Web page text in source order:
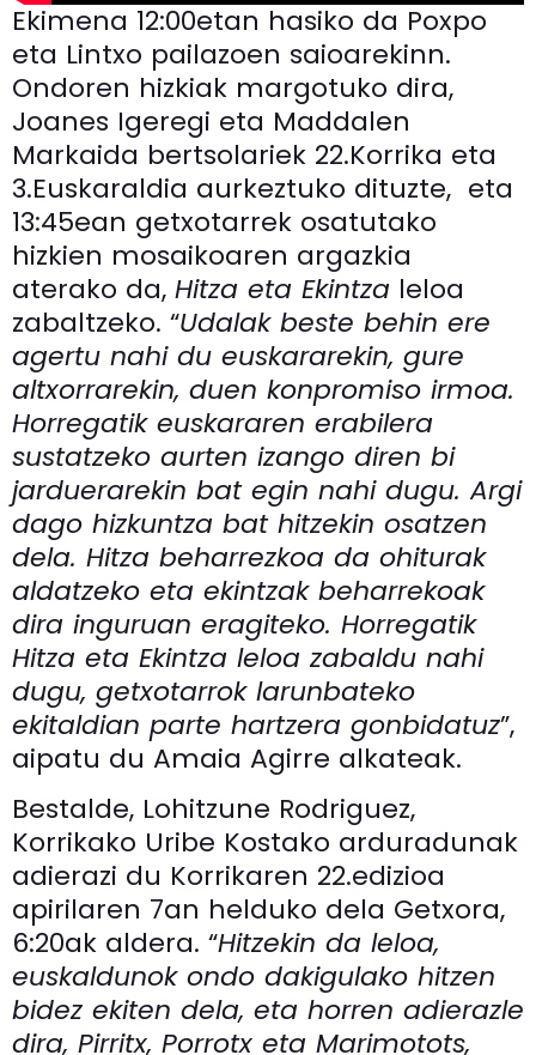
Ekimena 12:00etan hasiko da Poxpo
eta Lintxo pailazoen saioarekinn.
Ondoren hizkiak margotuko dira,
Joanes Igeregi eta Maddalen
Markaida bertsolariek 22.Korrika eta
3.Euskaraldia aurkeztuko dituzte, eta
13:45ean getxotarrek osatutako
hizkien mosaikoaren argazkia
aterako da, Hitza eta Ekintza leloa
zabaltzeko. “Udalak beste behin ere
agertu nahi du euskararekin, gure
altxorrarekin, duen konpromiso irmoa.
Horregatik euskararen erabilera
sustatzeko aurten izango diren bi
jarduerarekin bat egin nahi dugu. Argi
dago hizkuntza bat hitzekin osatzen
dela. Hitza beharrezkoa da ohiturak
aldatzeko eta ekintzak beharrekoak
dira inguruan eragiteko. Horregatik
Hitza eta Ekintza leloa zabaldu nahi
dugu, getxotarrok larunbateko
ekitaldian parte hartzera gonbidatuz”,
aipatu du Amaia Agirre alkateak.
Bestalde, Lohitzune Rodriguez,
Korrikako Uribe Kostako arduradunak
adierazi du Korrikaren 22.edizioa
apirilaren 7an helduko dela Getxora,
6:20ak aldera. “Hitzekin da leloa,
euskaldunok ondo dakigulako hitzen
bidez ekiten dela, eta horren adierazle
dira, Pirritx, Porrotx eta Marimotots,